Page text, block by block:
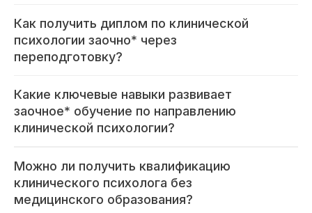
Как получить диплом по клинической
психологии заочно* через
переподготовку?
Какие ключевые навыки развивает
заочное* обучение по направлению
клинической психологии?
Можно ли получить квалификацию
клинического психолога без
медицинского образования?
Общество с Ограниченной Ответственностью
«Международный Центр Медицинского
и Фармацевтического Образования»
Структура и органы
управления
Международный центр медицинского
и фармацевтического образования
8 800 444 10 82